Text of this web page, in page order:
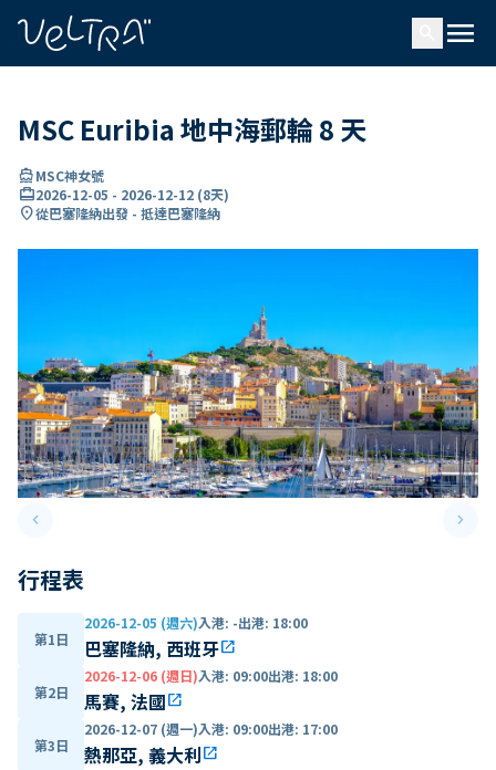
menu
MSC Euribia 地中海郵輪 8 天
directions_boatMSC神女號
card_travel2026-12-05 - 2026-12-12 (8天)
location_on從巴塞隆納出發 - 抵達巴塞隆納
keyboard_arrow_leftPrevious slide keyboard_arrow_right
行程表
第1日
2026-12-05 (週六)入港: -出港: 18:00
巴塞隆納, 西班牙open_in_new
第2日
2026-12-06 (週日)入港: 09:00出港: 18:00
馬賽, 法國open_in_new
第3日
2026-12-07 (週一)入港: 09:00出港: 17:00
熱那亞, 義大利open_in_new